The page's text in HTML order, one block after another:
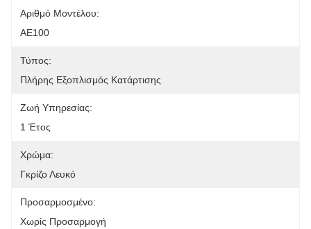
Αριθμό Μοντέλου:
ΑΕ100
Τύπος:
Πλήρης Εξοπλισμός Κατάρτισης
Ζωή Υπηρεσίας:
1 Έτος
Χρώμα:
Γκρίζο Λευκό
Προσαρμοσμένο:
Χωρίς Προσαρμογή